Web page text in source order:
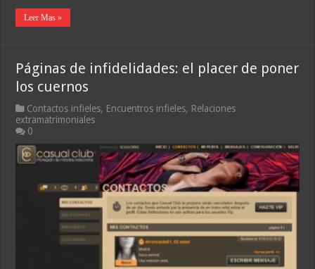
Leer Mas »
Páginas de infidelidades: el placer de poner
los cuernos
Contactos infieles, Encuentros infieles, Relaciones
extramatrimoniales
0